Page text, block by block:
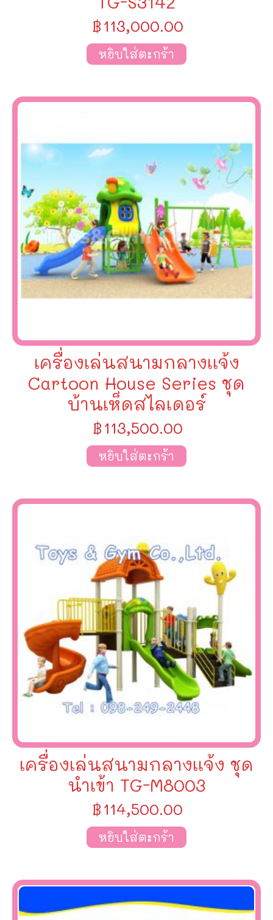
฿113,000.00
หยิบใส่ตะกร้า
เครื่องเล่นสนามกลางเเจ้ง
Cartoon House Series ชุด
บ้านเห็ดสไลเดอร์
฿113,500.00
หยิบใส่ตะกร้า
เครื่องเล่นสนามกลางเเจ้ง ชุด
นำเข้า TG-M8003
฿114,500.00
หยิบใส่ตะกร้า